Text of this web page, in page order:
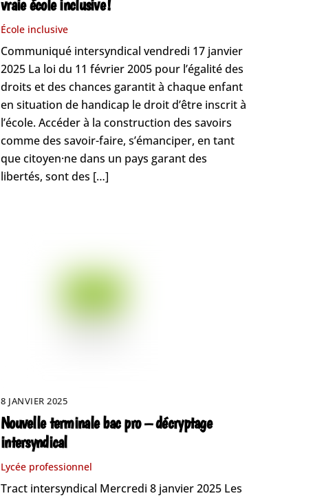
vraie école inclusive !
École inclusive
Communiqué intersyndical vendredi 17 janvier
2025 La loi du 11 février 2005 pour l’égalité des
droits et des chances garantit à chaque enfant
en situation de handicap le droit d’être inscrit à
l’école. Accéder à la construction des savoirs
comme des savoir-faire, s’émanciper, en tant
que citoyen·ne dans un pays garant des
libertés, sont des […]
8 JANVIER 2025
Nouvelle terminale bac pro – décryptage
intersyndical
Lycée professionnel
Tract intersyndical Mercredi 8 janvier 2025 Les